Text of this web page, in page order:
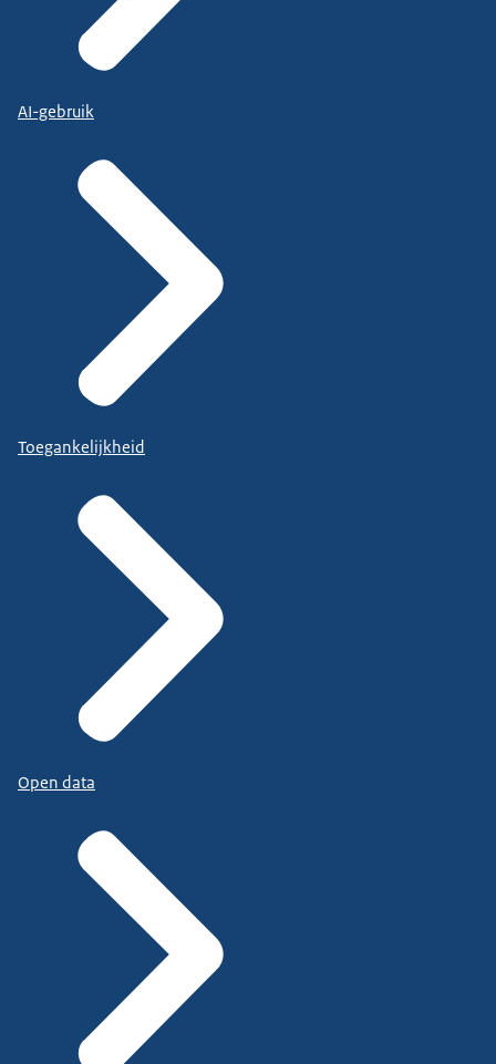
AI-gebruik
Toegankelijkheid
Open data